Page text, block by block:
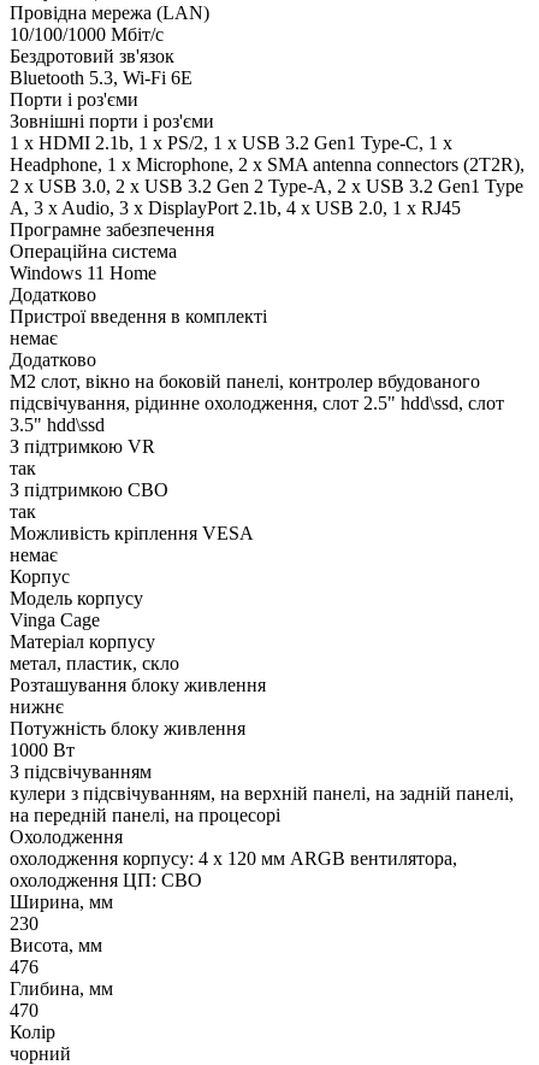
Провідна мережа (LAN)
10/100/1000 Мбіт/с
Бездротовий зв'язок
Bluetooth 5.3, Wi-Fi 6E
Порти і роз'єми
Зовнішні порти і роз'єми
1 x HDMI 2.1b, 1 x PS/2, 1 x USB 3.2 Gen1 Type-C, 1 x
Нeadphone, 1 х Microphone, 2 x SMA antenna connectors (2T2R),
2 x USB 3.0, 2 x USB 3.2 Gen 2 Type-A, 2 x USB 3.2 Gen1 Type
A, 3 x Audio, 3 x DisplayPort 2.1b, 4 x USB 2.0, 1 x RJ45
Програмне забезпечення
Операційна система
Windows 11 Home
Додатково
Пристрої введення в комплекті
немає
Додатково
M2 слот, вікно на боковій панелі, контролер вбудованого
підсвічування, рідинне охолодження, слот 2.5" hdd\ssd, слот
3.5" hdd\ssd
З підтримкою VR
так
З підтримкою СВО
так
Можливість кріплення VESA
немає
Корпус
Модель корпусу
Vinga Cage
Матеріал корпусу
метал, пластик, скло
Розташування блоку живлення
нижнє
Потужність блоку живлення
1000 Вт
З підсвічуванням
кулери з підсвічуванням, на верхній панелі, на задній панелі,
на передній панелі, на процесорі
Охолодження
охолодження корпусу: 4 x 120 мм ARGB вентилятора,
охолодження ЦП: СВО
Ширина, мм
230
Висота, мм
476
Глибина, мм
470
Колір
чорний